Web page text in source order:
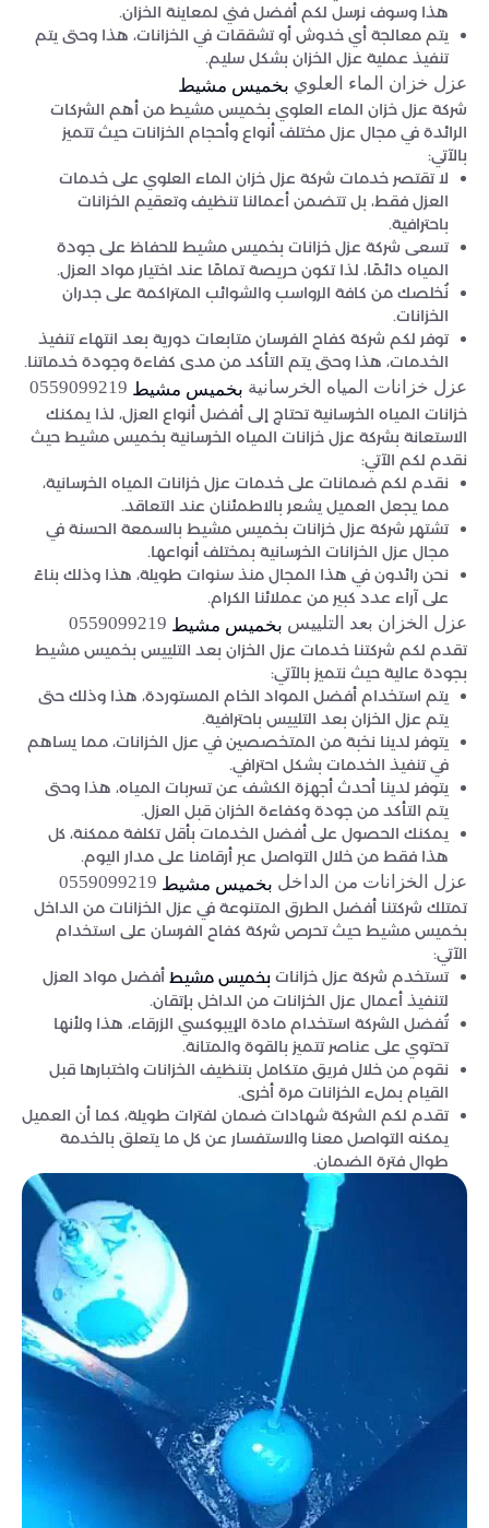
هذا وسوف نرسل لكم أفضل فني لمعاينة الخزان.
يتم معالجة أي خدوش أو تشققات في الخزانات، هذا وحتى يتم
تنفيذ عملية عزل الخزان بشكل سليم.
عزل خزان الماء العلوي بخميس مشيط
شركة عزل خزان الماء العلوي بخميس مشيط من أهم الشركات
الرائدة في مجال عزل مختلف أنواع وأحجام الخزانات حيث تتميز
بالآتي:
لا تقتصر خدمات شركة عزل خزان الماء العلوي على خدمات
العزل فقط، بل تتضمن أعمالنا تنظيف وتعقيم الخزانات
باحترافية.
تسعى شركة عزل خزانات بخميس مشيط للحفاظ على جودة
المياه دائمًا، لذا تكون حريصة تمامًا عند اختيار مواد العزل.
نُخلصك من كافة الرواسب والشوائب المتراكمة على جدران
الخزانات.
توفر لكم شركة كفاح الفرسان متابعات دورية بعد انتهاء تنفيذ
الخدمات، هذا وحتى يتم التأكد من مدى كفاءة وجودة خدماتنا.
عزل خزانات المياه الخرسانية بخميس مشيط
خزانات المياه الخرسانية تحتاج إلى أفضل أنواع العزل، لذا يمكنك
الاستعانة بشركة عزل خزانات المياه الخرسانية بخميس مشيط حيث
نقدم لكم الآتي:
نقدم لكم ضمانات على خدمات عزل خزانات المياه الخرسانية،
مما يجعل العميل يشعر بالاطمئنان عند التعاقد.
تشتهر شركة عزل خزانات بخميس مشيط بالسمعة الحسنة في
مجال عزل الخزانات الخرسانية بمختلف أنواعها.
نحن رائدون في هذا المجال منذ سنوات طويلة، هذا وذلك بناءً
على آراء عدد كبير من عملائنا الكرام.
عزل الخزان بعد التلييس بخميس مشيط
تقدم لكم شركتنا خدمات عزل الخزان بعد التلييس بخميس مشيط
بجودة عالية حيث نتميز بالآتي:
يتم استخدام أفضل المواد الخام المستوردة، هذا وذلك حتى
يتم عزل الخزان بعد التلييس باحترافية.
يتوفر لدينا نخبة من المتخصصين في عزل الخزانات، مما يساهم
في تنفيذ الخدمات بشكل احترافي.
يتوفر لدينا أحدث أجهزة الكشف عن تسربات المياه، هذا وحتى
يتم التأكد من جودة وكفاءة الخزان قبل العزل.
يمكنك الحصول على أفضل الخدمات بأقل تكلفة ممكنة، كل
هذا فقط من خلال التواصل عبر أرقامنا على مدار اليوم.
عزل الخزانات من الداخل بخميس مشيط
تمتلك شركتنا أفضل الطرق المتنوعة في عزل الخزانات من الداخل
بخميس مشيط حيث تحرص شركة كفاح الفرسان على استخدام
الآتي:
تستخدم شركة عزل خزانات بخميس مشيط أفضل مواد العزل
لتنفيذ أعمال عزل الخزانات من الداخل بإتقان.
تُفضل الشركة استخدام مادة الإيبوكسي الزرقاء، هذا ولأنها
تحتوي على عناصر تتميز بالقوة والمتانة.
نقوم من خلال فريق متكامل بتنظيف الخزانات واختبارها قبل
القيام بملء الخزانات مرة أخرى.
تقدم لكم الشركة شهادات ضمان لفترات طويلة، كما أن العميل
يمكنه التواصل معنا والاستفسار عن كل ما يتعلق بالخدمة
طوال فترة الضمان.